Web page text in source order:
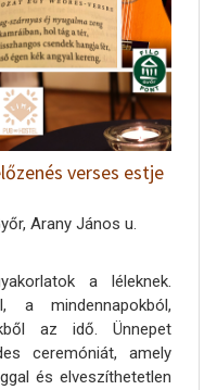
verses estje
Arany János u.
a léleknek.
a mindennapokból,
az idő. Ünnepet
ceremóniát, amely
és elveszíthetetlen